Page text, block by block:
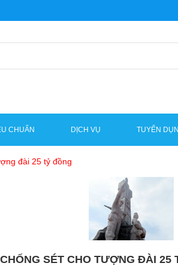
CHUẨN DỊCH VỤ TUYỂN
đài 25 tỷ đồng
SÉT CHO TƯỢNG ĐÀI 25